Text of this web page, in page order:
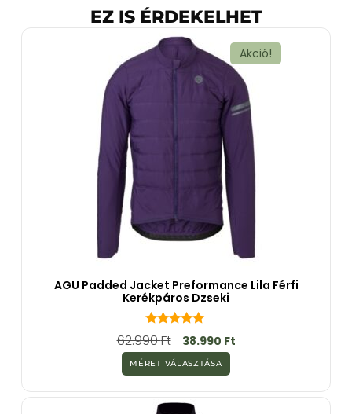
EZ IS ÉRDEKELHET
Akció!
AGU Padded Jacket Preformance Lila Férfi
Kerékpáros Dzseki
5.00
az 5-ből
62.990Ft 38.990 Ft
MÉRET VÁLASZTÁSA